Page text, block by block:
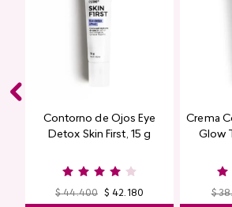
Contorno de Ojos Eye
Detox Skin First, 15 g
$ 44.400 $ 42.180
Crema
Glow
$ 38